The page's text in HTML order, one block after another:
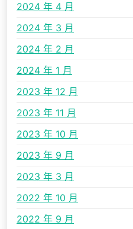
2024 年 4 月
2024 年 3 月
2024 年 2 月
2024 年 1 月
2023 年 12 月
2023 年 11 月
2023 年 10 月
2023 年 9 月
2023 年 3 月
2022 年 10 月
2022 年 9 月